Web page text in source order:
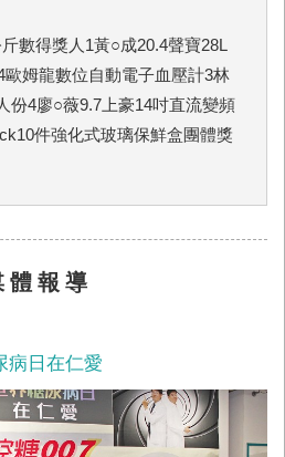
數得獎人1黃○成20.4聲寶28L
姆龍數位自動電子血壓計3林
份4廖○薇9.7上豪14吋直流變頻
件強化式玻璃保鮮盒團體獎
斤數得獎人19453黃○成、汪○
○姍、林秀育6.851,5007哼哈二
體報導
病日在仁愛